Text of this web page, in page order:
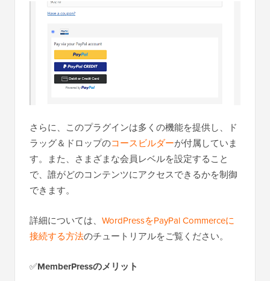
さらに、このプラグインは多くの機能を提供し、ド
ラッグ＆ドロップのコースビルダーが付属していま
す。また、さまざまな会員レベルを設定すること
で、誰がどのコンテンツにアクセスできるかを制御
できます。
詳細については、 WordPressをPayPal Commerceに
接続する方法のチュートリアルをご覧ください。
✅MemberPressのメリット